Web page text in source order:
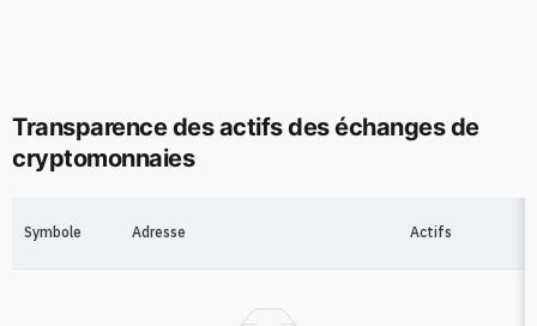
Transparence des actifs des échanges de
cryptomonnaies
Symbole Adresse Actifs